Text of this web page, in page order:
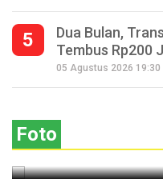
5
Dua Bulan,
Tembus Rp200
05 Agustus 2026 19:30
Foto
Seperempat
Lima Gunung